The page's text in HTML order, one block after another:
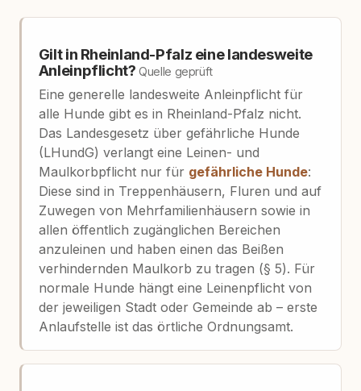
Gilt in Rheinland-Pfalz eine landesweite
Anleinpflicht?Quelle geprüft
Eine generelle landesweite Anleinpflicht für
alle Hunde gibt es in Rheinland-Pfalz nicht.
Das Landesgesetz über gefährliche Hunde
(LHundG) verlangt eine Leinen- und
Maulkorbpflicht nur für gefährliche Hunde:
Diese sind in Treppenhäusern, Fluren und auf
Zuwegen von Mehrfamilienhäusern sowie in
allen öffentlich zugänglichen Bereichen
anzuleinen und haben einen das Beißen
verhindernden Maulkorb zu tragen (§ 5). Für
normale Hunde hängt eine Leinenpflicht von
der jeweiligen Stadt oder Gemeinde ab – erste
Anlaufstelle ist das örtliche Ordnungsamt.